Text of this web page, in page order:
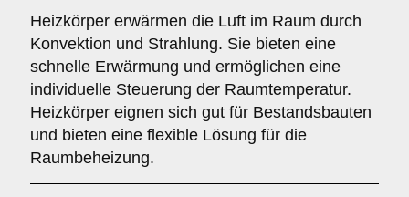
Heizkörper erwärmen die Luft im Raum durch
Konvektion und Strahlung. Sie bieten eine
schnelle Erwärmung und ermöglichen eine
individuelle Steuerung der Raumtemperatur.
Heizkörper eignen sich gut für Bestandsbauten
und bieten eine flexible Lösung für die
Raumbeheizung.